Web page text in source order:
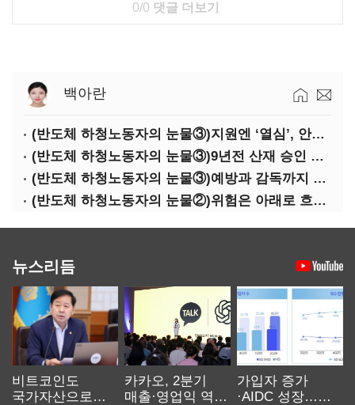
0/0 댓글 더보기
백아란
(반도체 하청노동자의 눈물③)지원엔 ‘열심’, 안전엔 ‘무심’
(반도체 하청노동자의 눈물③)9년전 산재 승인 간소화 제도…현장선 ‘문턱’ 여전
(반도체 하청노동자의 눈물③)예방과 감독까지 기업 책임
(반도체 하청노동자의 눈물②)위험은 아래로 흐른다
뉴스리듬
비트코인도
국가자산으로…'
카카오, 2분기
매출·영업익 역대
가입자 증가
·AIDC 성장…